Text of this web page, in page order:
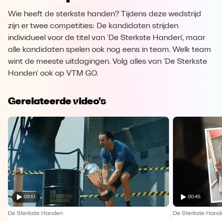
Wie heeft de sterkste handen? Tijdens deze wedstrijd
zijn er twee competities: De kandidaten strijden
individueel voor de titel van 'De Sterkste Handen', maar
alle kandidaten spelen ook nog eens in team. Welk team
wint de meeste uitdagingen. Volg alles van 'De Sterkste
Handen' ook op VTM GO.
Gerelateerde video's
03:51
De Sterkste Handen
00:45
De Sterkste